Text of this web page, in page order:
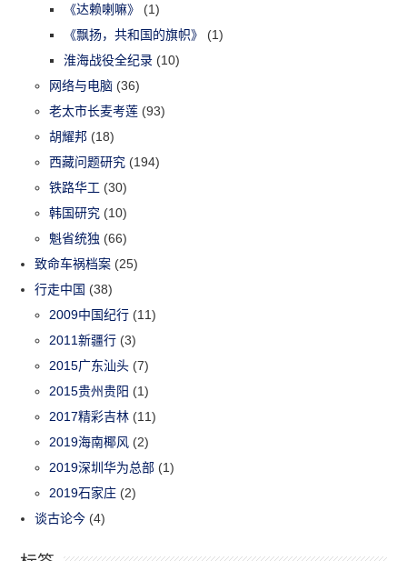
《达赖喇嘛》
(1)
《飘扬，共和国的旗帜》
(1)
淮海战役全纪录 (10)
网络与电脑 (36)
老太市长麦考莲 (93)
胡耀邦 (18)
西藏问题研究 (194)
铁路华工 (30)
韩国研究 (10)
魁省统独 (66)
致命车祸档案 (25)
行走中国 (38)
2009中国纪行 (11)
2011新疆行 (3)
2015广东汕头 (7)
2015贵州贵阳 (1)
2017精彩吉林 (11)
2019海南椰风 (2)
2019深圳华为总部 (1)
2019石家庄 (2)
谈古论今 (4)